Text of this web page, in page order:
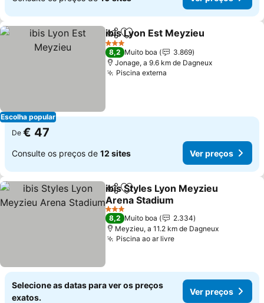
Escolha popular
PartilharAdicionar aos favoritos
ibis Lyon Est Meyzieu
3 Estrelas
8,2 Muito boa
3.869
Jonage, a 9.6 km de Dagneux
Piscina externa
De € 47
Consulte os preços de 12 sites Ver preços
PartilharAdicionar aos favoritos
ibis Styles Lyon Meyzieu
Arena Stadium
Ver preços
3 Estrelas
8,2 Muito boa
2.334
Meyzieu, a 11.2 km de Dagneux
Piscina ao ar livreVer preços
Selecione as datas para ver os preços
exatos.
Ver preços